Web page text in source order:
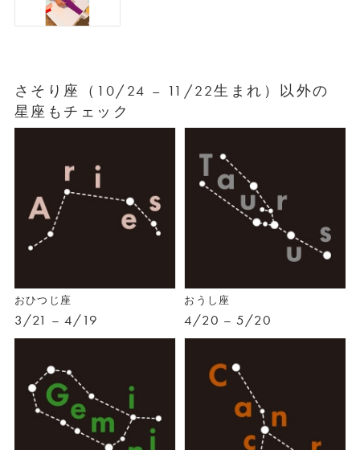
さそり座（10/24 – 11/22生まれ）以外の
星座もチェック
おひつじ座
3/21 – 4/19
おうし座
4/20 – 5/20